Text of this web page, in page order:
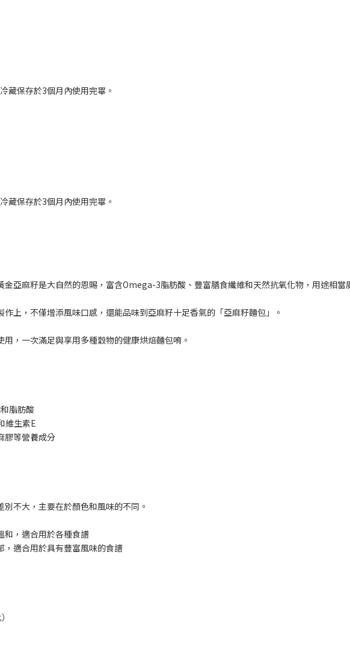
藏保存於3個月內使用完畢。
藏保存於3個月內使用完畢。
金亞麻籽是大自然的恩賜，富含Omega-3脂肪酸、豐富膳食纖維和天然抗氧化物，用途相當
上，不僅增添風味口感，還能品味到亞麻籽十足香氣的「亞麻籽麵包」。
，一次滿足與享用多種穀物的健康烘焙麵包唷。
脂肪酸
維生素E
膠等營養成分
不大，主要在於顏色和風味的不同。
和，適合用於各種食譜
，適合用於具有豐富風味的食譜